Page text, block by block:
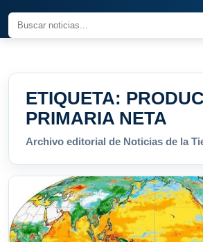
ETIQUETA:
PRIMARIA NETA
Archivo editorial de Noticias de la